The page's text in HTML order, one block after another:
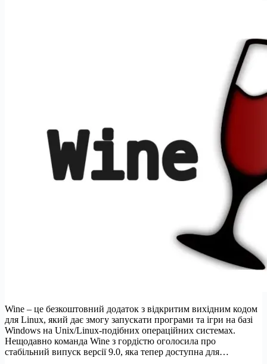
Wine – це безкоштовний додаток з відкритим вихідним кодом
для Linux, який дає змогу запускати програми та ігри на базі
Windows на Unix/Linux-подібних операційних системах.
Нещодавно команда Wine з гордістю оголосила про
стабільний випуск версії 9.0, яка тепер доступна для…